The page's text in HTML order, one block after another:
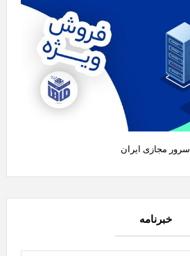
سرور مجازی ایران
خبرنامه